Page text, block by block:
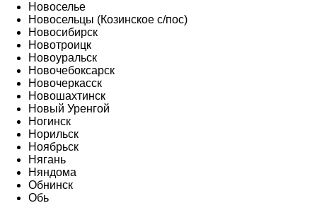
Новоселье
Новосельцы (Козинское с/пос)
Новосибирск
Новотроицк
Новоуральск
Новочебоксарск
Новочеркасск
Новошахтинск
Новый Уренгой
Ногинск
Норильск
Ноябрьск
Нягань
Няндома
Обнинск
Обь